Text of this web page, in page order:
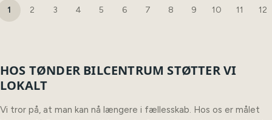
1 2 3 4 5 6 7 8 9 10 11 12
HOS TØNDER BILCENTRUM STØTTER VI
LOKALT
Vi tror på, at man kan nå længere i fællesskab. Hos os er målet